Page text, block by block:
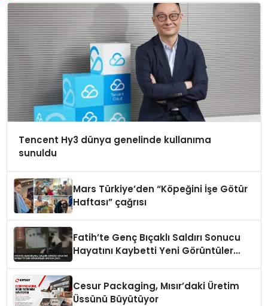
Tencent Hy3 dünya genelinde kullanıma
sunuldu
Mars Türkiye’den “Köpeğini İşe Götür
Haftası” çağrısı
Fatih’te Genç Bıçaklı Saldırı Sonucu
Hayatını Kaybetti Yeni Görüntüler
Cesur Packaging, Mısır’daki Üretim
Üssünü Büyütüyor